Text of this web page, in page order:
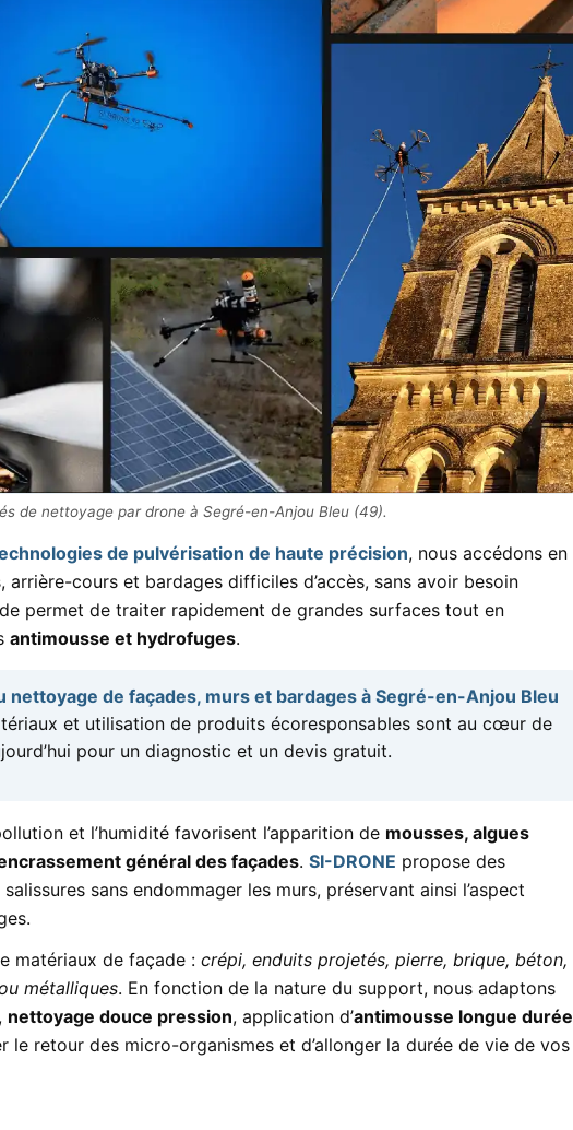
de nettoyage par drone à Segré-en-Anjou Bleu (49).
de pulvérisation de haute précision, nous accédons en
cours et bardages difficiles d’accès, sans avoir besoin
permet de traiter rapidement de grandes surfaces tout en
antimousse et hydrofuges.
nettoyage de façades, murs et bardages à Segré-en-Anjou Bleu
et utilisation de produits écoresponsables sont au cœur de
pour un diagnostic et un devis gratuit.
et l’humidité favorisent l’apparition de mousses, algues
général des façades. SI-DRONE propose des
sans endommager les murs, préservant ainsi l’aspect
matériaux de façade : crépi, enduits projetés, pierre, brique, béton,
métalliques. En fonction de la nature du support, nous adaptons
nettoyage douce pression, application d’antimousse longue durée
le retour des micro-organismes et d’allonger la durée de vie de vos